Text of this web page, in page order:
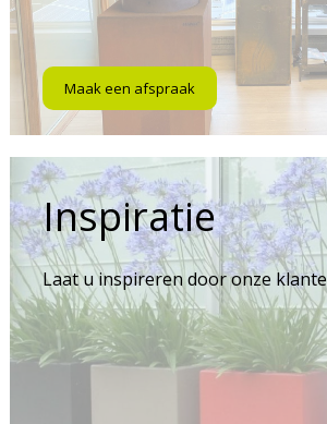
Maak een afspraak
Inspiratie
Laat u inspireren door onze